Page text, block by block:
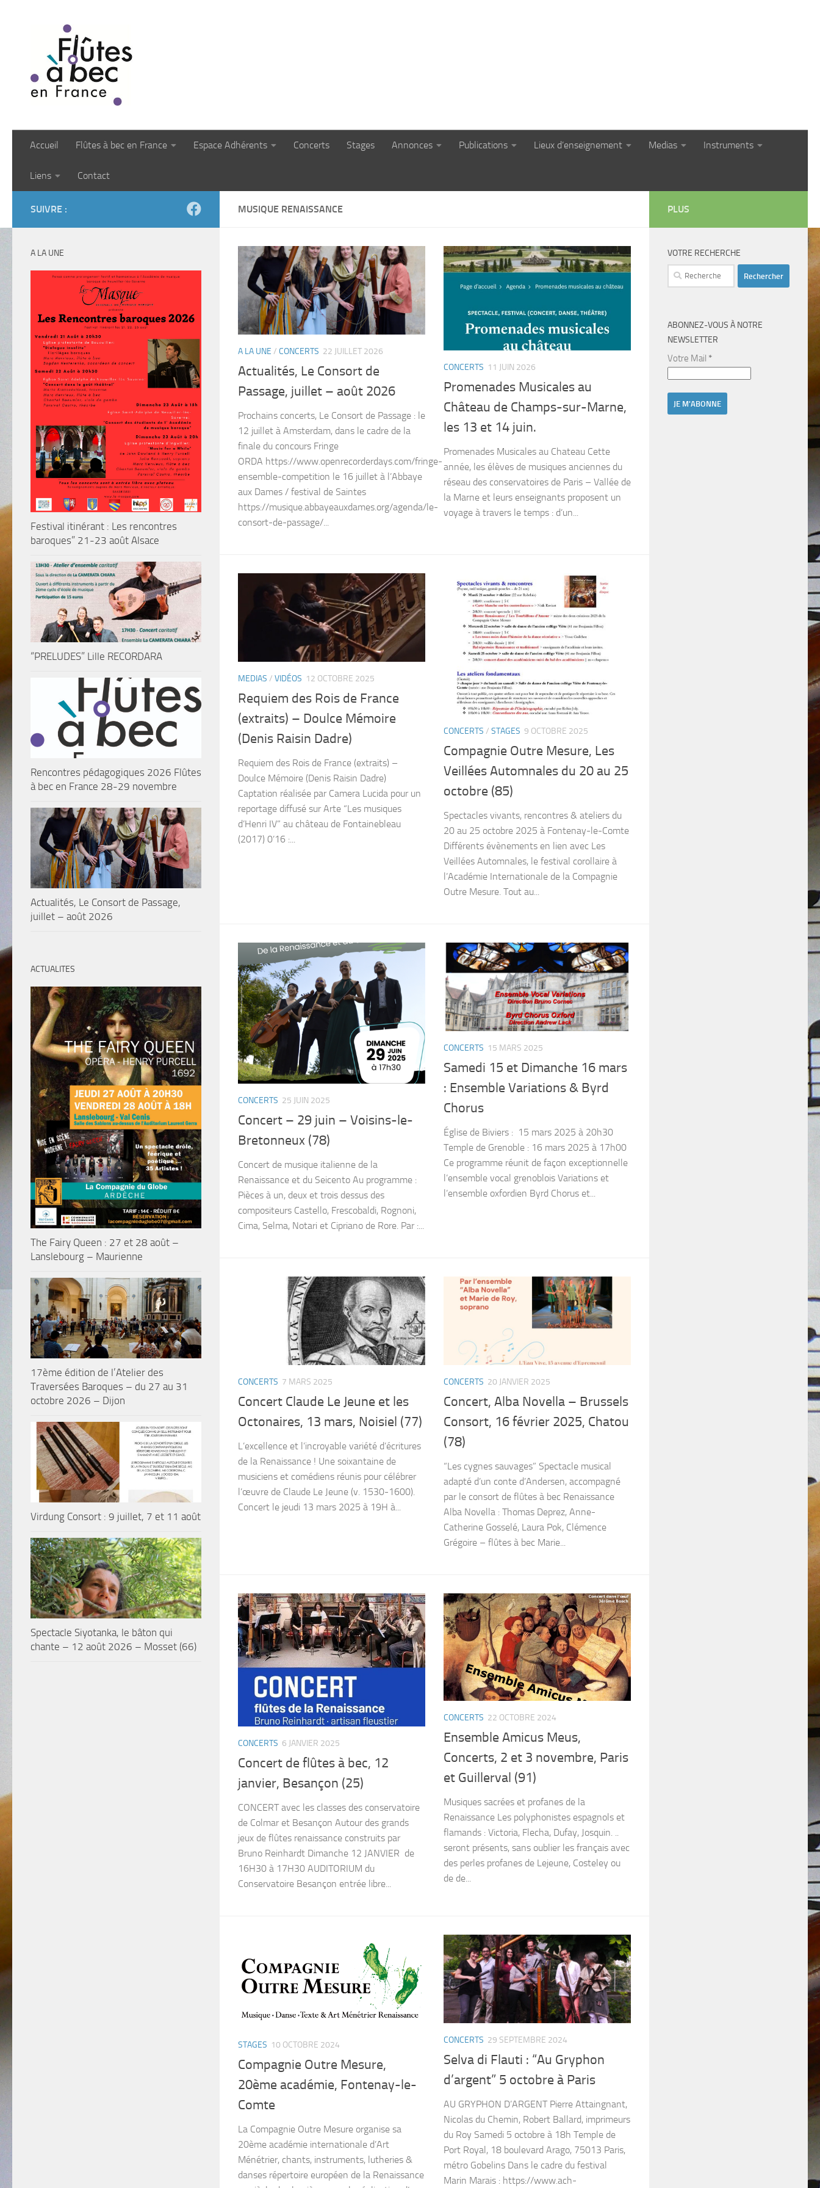
Accueil Flûtes à bec en France Espace Adhérents Concerts Stages Annonces Publications Lieux d’enseignement Medias Instruments
Liens Contact
MUSIQUE RENAISSANCE
A LA UNE / CONCERTS 22 JUILLET 2026
Actualités, Le Consort de
Passage, juillet – août 2026
Prochains concerts, Le Consort de Passage : le
12 juillet à Amsterdam, dans le cadre de la
finale du concours Fringe
ORDA https://www.openrecorderdays.com/fringe-
ensemble-competition le 16 juillet à l’Abbaye
aux Dames / festival de Saintes
https://musique.abbayeauxdames.org/agenda/le-
consort-de-passage/...
CONCERTS 11 JUIN 2026
Promenades Musicales au
Château de Champs-sur-Marne,
les 13 et 14 juin.
Promenades Musicales au Chateau Cette
année, les élèves de musiques anciennes du
réseau des conservatoires de Paris – Vallée de
la Marne et leurs enseignants proposent un
voyage à travers le temps : d’un...
MEDIAS / VIDÉOS 12 OCTOBRE 2025
Requiem des Rois de France
(extraits) – Doulce Mémoire
(Denis Raisin Dadre)
Requiem des Rois de France (extraits) –
Doulce Mémoire (Denis Raisin Dadre)
Captation réalisée par Camera Lucida pour un
reportage diffusé sur Arte “Les musiques
d’Henri IV” au château de Fontainebleau
(2017) 0’16 :...
CONCERTS / STAGES 9 OCTOBRE 2025
Compagnie Outre Mesure, Les
Veillées Automnales du 20 au 25
octobre (85)
Spectacles vivants, rencontres & ateliers du
20 au 25 octobre 2025 à Fontenay-le-Comte
Différents évènements en lien avec Les
Veillées Automnales, le festival corollaire à
l’Académie Internationale de la Compagnie
Outre Mesure. Tout au...
CONCERTS 25 JUIN 2025
Concert – 29 juin – Voisins-le-
Bretonneux (78)
Concert de musique italienne de la
Renaissance et du Seicento Au programme :
Pièces à un, deux et trois dessus des
compositeurs Castello, Frescobaldi, Rognoni,
Cima, Selma, Notari et Cipriano de Rore. Par :...
CONCERTS 15 MARS 2025
Samedi 15 et Dimanche 16 mars
: Ensemble Variations & Byrd
Chorus
Église de Biviers : 15 mars 2025 à 20h30
Temple de Grenoble : 16 mars 2025 à 17h00
Ce programme réunit de façon exceptionnelle
l’ensemble vocal grenoblois Variations et
l’ensemble oxfordien Byrd Chorus et...
CONCERTS 7 MARS 2025
Concert Claude Le Jeune et les
Octonaires, 13 mars, Noisiel (77)
L’excellence et l’incroyable variété d’écritures
de la Renaissance ! Une soixantaine de
musiciens et comédiens réunis pour célébrer
l’œuvre de Claude Le Jeune (v. 1530-1600).
Concert le jeudi 13 mars 2025 à 19H à...
CONCERTS 20 JANVIER 2025
Concert, Alba Novella – Brussels
Consort, 16 février 2025, Chatou
(78)
“Les cygnes sauvages” Spectacle musical
adapté d’un conte d’Andersen, accompagné
par le consort de flûtes à bec Renaissance
Alba Novella : Thomas Deprez, Anne-
Catherine Gosselé, Laura Pok, Clémence
Grégoire – flûtes à bec Marie...
CONCERTS 6 JANVIER 2025
Concert de flûtes à bec, 12
janvier, Besançon (25)
CONCERT avec les classes des conservatoire
de Colmar et Besançon Autour des grands
jeux de flûtes renaissance construits par
Bruno Reinhardt Dimanche 12 JANVIER de
16H30 à 17H30 AUDITORIUM du
Conservatoire Besançon entrée libre...
CONCERTS 22 OCTOBRE 2024
Ensemble Amicus Meus,
Concerts, 2 et 3 novembre, Paris
et Guillerval (91)
Musiques sacrées et profanes de la
Renaissance Les polyphonistes espagnols et
flamands : Victoria, Flecha, Dufay, Josquin. ..
seront présents, sans oublier les français avec
des perles profanes de Lejeune, Costeley ou
de de...
STAGES 10 OCTOBRE 2024
Compagnie Outre Mesure,
20ème académie, Fontenay-le-
Comte
La Compagnie Outre Mesure organise sa
20ème académie internationale d’Art
Ménétrier, chants, instruments, lutheries &
danses répertoire européen de la Renaissance
CONCERTS 29 SEPTEMBRE 2024
Selva di Flauti : “Au Gryphon
d’argent” 5 octobre à Paris
AU GRYPHON D’ARGENT Pierre Attaingnant,
Nicolas du Chemin, Robert Ballard, imprimeurs
du Roy Samedi 5 octobre à 18h Temple de
Port Royal, 18 boulevard Arago, 75013 Paris,
métro Gobelins Dans le cadre du festival
Marin Marais : https://www.ach-
SUIVRE :
A LA UNE
Festival itinérant : Les rencontres
baroques” 21-23 août Alsace
“PRELUDES” Lille RECORDARA
Rencontres pédagogiques 2026 Flûtes
à bec en France 28-29 novembre
Actualités, Le Consort de Passage,
juillet – août 2026
ACTUALITES
The Fairy Queen : 27 et 28 août –
Lanslebourg – Maurienne
17ème édition de l’Atelier des
Traversées Baroques – du 27 au 31
octobre 2026 – Dijon
Virdung Consort : 9 juillet, 7 et 11 août
Spectacle Siyotanka, le bâton qui
chante – 12 août 2026 – Mosset (66)
PLUS
VOTRE RECHERCHE
Rechercher :
ABONNEZ-VOUS À NOTRE
NEWSLETTER
Votre Mail *